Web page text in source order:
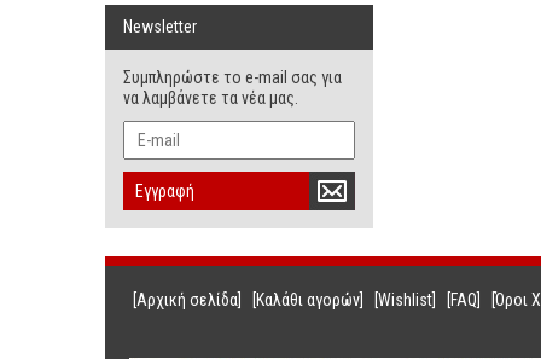
Newsletter
Συμπληρώστε το e-mail σας για
να λαμβάνετε τα νέα μας.
Εγγραφή
[Αρχική σελίδα] [Καλάθι αγορών] [Wishlist] [FAQ] [Όροι